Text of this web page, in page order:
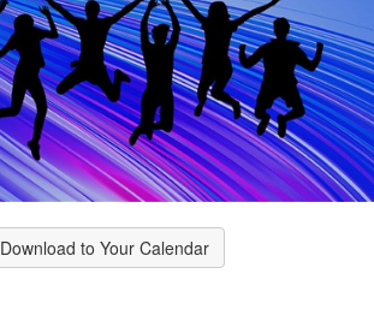
Download to Your Calendar